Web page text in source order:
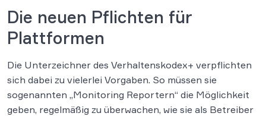
Die neuen Pflichten für
Plattformen
Die Unterzeichner des Verhaltenskodex+ verpflichten
sich dabei zu vielerlei Vorgaben. So müssen sie
sogenannten „Monitoring Reportern“ die Möglichkeit
geben, regelmäßig zu überwachen, wie sie als Betreiber